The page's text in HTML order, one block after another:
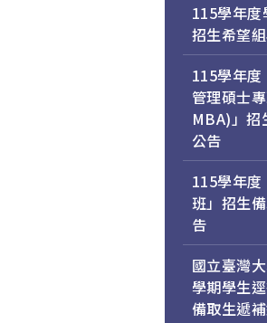
115學年
招生希望
115學年度
管理碩士
MBA)」招
公告
115學年
班」招生
告
國立臺灣
學期學生
備取生遞